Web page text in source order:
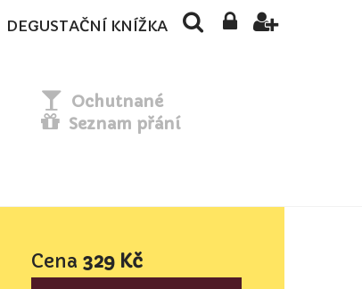
DEGUSTAČNÍ KNÍŽKA
Ochutnané
Seznam přání
Cena 329 Kč